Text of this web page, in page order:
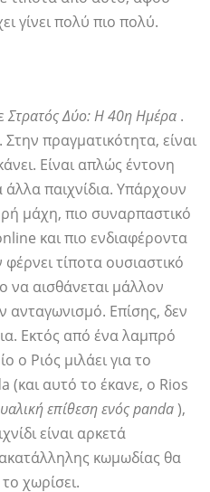
γίνει πολύ πιο πολύ.
Στρατός Δύο: Η 40η Ημέρα .
πραγματικότητα, είναι
Είναι απλώς έντονη
παιχνίδια. Υπάρχουν
μάχη, πιο συναρπαστικό
και πιο ενδιαφέροντα
φέρνει τίποτα ουσιαστικό
να αισθάνεται μάλλον
ανταγωνισμό. Επίσης, δεν
Εκτός από ένα λαμπρό
ο Ριός μιλάει για το
(και αυτό το έκανε, ο Rios
επίθεση ενός panda),
είναι αρκετά
κωμωδίας θα
χωρίσει.